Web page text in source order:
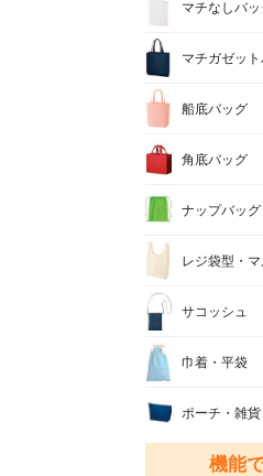
マチなしバ
マチガゼッ
船底バッグ
角底バッグ
ナップバッグ
レジ袋型・
サコッシュ
巾着・平袋
ポーチ・雑貨
機能